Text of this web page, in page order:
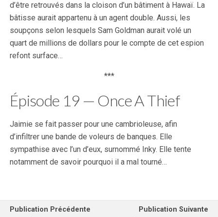
d’être retrouvés dans la cloison d’un bâtiment à Hawaï. La
bâtisse aurait appartenu à un agent double. Aussi, les
soupçons selon lesquels Sam Goldman aurait volé un
quart de millions de dollars pour le compte de cet espion
refont surface…
***
Épisode 19 — Once A Thief
Jaimie se fait passer pour une cambrioleuse, afin
d’infiltrer une bande de voleurs de banques. Elle
sympathise avec l’un d’eux, surnommé Inky. Elle tente
notamment de savoir pourquoi il a mal tourné…
Publication Précédente
Publication Suivante